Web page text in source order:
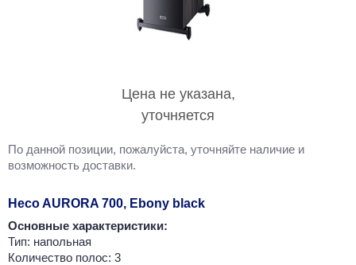
Цена не указана,
уточняется
По данной позиции, пожалуйста, уточняйте наличие и
возможность доставки.
Heco AURORA 700, Ebony black
Основные характеристики:
Тип: напольная
Количество полос: 3